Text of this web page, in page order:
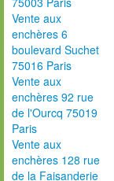
Vente aux
enchères 6
boulevard Suchet
75016 Paris
Vente aux
enchères 92 rue
de l'Ourcq 75019
Paris
Vente aux
enchères 128 rue
de la Faisanderie